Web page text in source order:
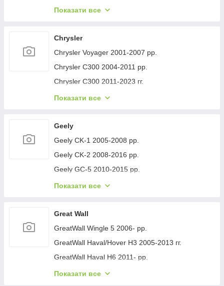
Buick Lacrosse 2017-2023 рр.
Buick Verano 2016-2021 рр.
Buick Enclave 2007-2012 рр.
Показати все
Chrysler
Chrysler Voyager 2001-2007 рр.
Chrysler C300 2004-2011 рр.
Chrysler C300 2011-2023 гг.
Chrysler Voyager 1996-2001 рр.
Chrysler 200 II 2014-2017 рр.
Показати все
Geely
Geely CK-1 2005-2008 рр.
Geely CK-2 2008-2016 рр.
Geely GC-5 2010-2015 рр.
Geely GC-6 2014-2020 рр.
Geely Emgrand EC7 2009- рр.
Geely Emgrand X7 2011- рр.
Geely LC Cross 2008-2016 гг.
Geely MK 2006-2014 рр.
Geely MK Cross 2010-2016 рр.
Показати все
Great Wall
GreatWall Wingle 5 2006- рр.
GreatWall Haval/Hover H3 2005-2013 гг.
GreatWall Haval H6 2011- рр.
GreatWall Haval F7 2018-2024 рр.
Показати все